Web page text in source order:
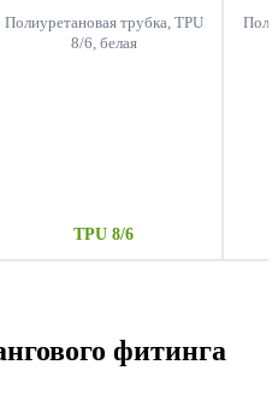
Полиуретановая трубка, TPU
8/6, белая
TPU 8/6
фитинга